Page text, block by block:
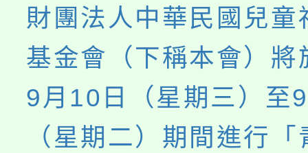
財團法人中華民國兒童
基金會（下稱本會）
9月10日（星期三）至
（星期二）期間進行